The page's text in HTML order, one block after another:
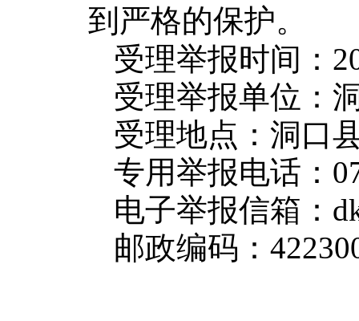
到严格的保护。
受理举报时间：
受理举报单位：
受理地点：洞口
专用举报电话：
电子举报信箱：
邮政编码：